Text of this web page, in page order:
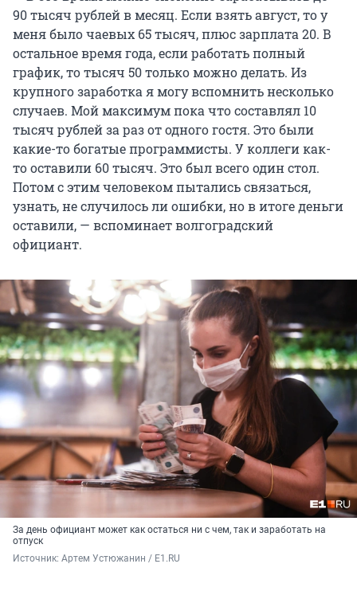
90 тысяч рублей в месяц. Если взять август, то у
меня было чаевых 65 тысяч, плюс зарплата 20. В
остальное время года, если работать полный
график, то тысяч 50 только можно делать. Из
крупного заработка я могу вспомнить несколько
случаев. Мой максимум пока что составлял 10
тысяч рублей за раз от одного гостя. Это были
какие-то богатые программисты. У коллеги как-
то оставили 60 тысяч. Это был всего один стол.
Потом с этим человеком пытались связаться,
узнать, не случилось ли ошибки, но в итоге деньги
оставили, — вспоминает волгоградский
официант.
За день официант может как остаться ни с чем, так и заработать на
отпуск
Источник: Артем Устюжанин / E1.RU